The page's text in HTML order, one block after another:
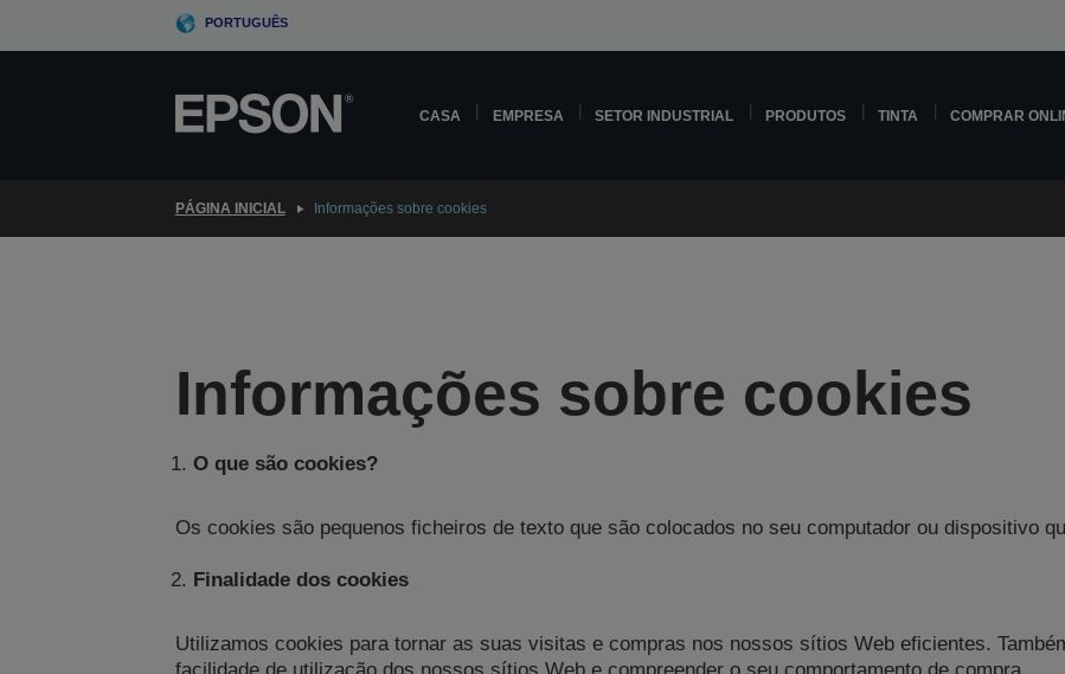
PORTUGUÊS
CASA EMPRESA SETOR INDUSTRIAL PRODUTOS TINTA COMPRAR
PÁGINA INICIAL Informações sobre cookies
Informações sobre cookies
O que são cookies?
Os cookies são pequenos ficheiros de texto que são colocados no seu computador ou dispositivo
Finalidade dos cookies
Utilizamos cookies para tornar as suas visitas e compras nos nossos sítios Web eficientes.